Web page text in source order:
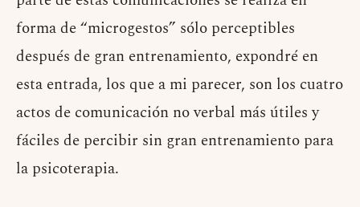
forma de “microgestos” sólo perceptibles
después de gran entrenamiento, expondré en
esta entrada, los que a mi parecer, son los cuatro
actos de comunicación no verbal más útiles y
fáciles de percibir sin gran entrenamiento para
la psicoterapia.